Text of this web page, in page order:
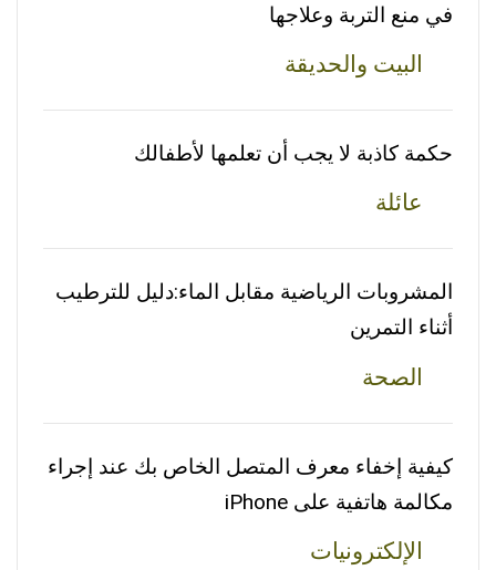
في منع التربة وعلاجها
البيت والحديقة
حكمة كاذبة لا يجب أن تعلمها لأطفالك
عائلة
المشروبات الرياضية مقابل الماء:دليل للترطيب
أثناء التمرين
الصحة
كيفية إخفاء معرف المتصل الخاص بك عند إجراء
مكالمة هاتفية على iPhone
الإلكترونيات